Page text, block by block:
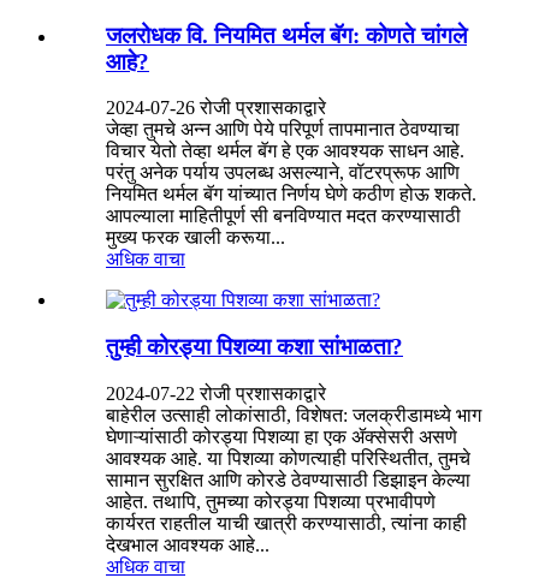
जलरोधक वि. नियमित थर्मल बॅग: कोणते चांगले
आहे?
2024-07-26 रोजी प्रशासकाद्वारे
जेव्हा तुमचे अन्न आणि पेये परिपूर्ण तापमानात ठेवण्याचा
विचार येतो तेव्हा थर्मल बॅग हे एक आवश्यक साधन आहे.
परंतु अनेक पर्याय उपलब्ध असल्याने, वॉटरप्रूफ आणि
नियमित थर्मल बॅग यांच्यात निर्णय घेणे कठीण होऊ शकते.
आपल्याला माहितीपूर्ण सी बनविण्यात मदत करण्यासाठी
मुख्य फरक खाली करूया...
अधिक वाचा
तुम्ही कोरड्या पिशव्या कशा सांभाळता?
2024-07-22 रोजी प्रशासकाद्वारे
बाहेरील उत्साही लोकांसाठी, विशेषत: जलक्रीडामध्ये भाग
घेणाऱ्यांसाठी कोरड्या पिशव्या हा एक ॲक्सेसरी असणे
आवश्यक आहे. या पिशव्या कोणत्याही परिस्थितीत, तुमचे
सामान सुरक्षित आणि कोरडे ठेवण्यासाठी डिझाइन केल्या
आहेत. तथापि, तुमच्या कोरड्या पिशव्या प्रभावीपणे
कार्यरत राहतील याची खात्री करण्यासाठी, त्यांना काही
देखभाल आवश्यक आहे...
अधिक वाचा